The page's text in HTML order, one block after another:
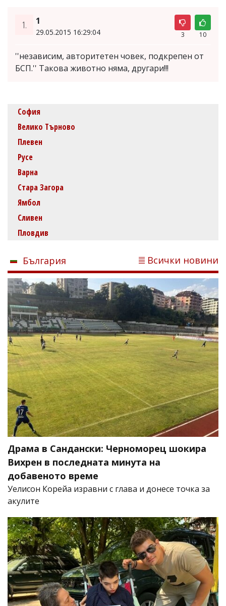
1. 1
29.05.2015 16:29:04 3 10
''независим, авторитетен човек, подкрепен от
БСП.'' Такова животно няма, другари!!!
София
Велико Търново
Плевен
Русе
Варна
Стара Загора
Ямбол
Сливен
Пловдив
България Всички новини
Драма в Сандански: Черноморец шокира
Вихрен в последната минута на
добавеното време
Уелисон Корейа изравни с глава и донесе точка за
акулите